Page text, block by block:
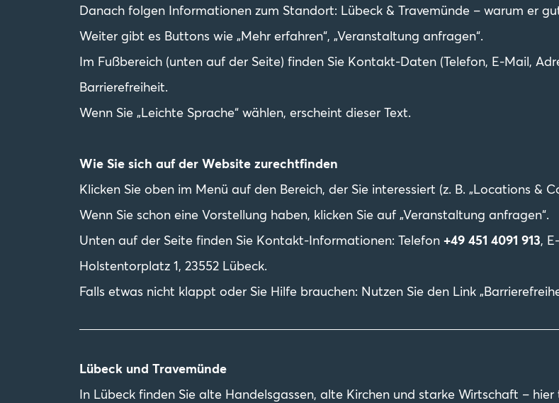
Danach folgen Informationen zum Standort: Lübeck & Travemünde – warum er
Weiter gibt es Buttons wie „Mehr erfahren“, „Veranstaltung anfragen“.
Im Fußbereich (unten auf der Seite) finden Sie Kontakt-Daten (Telefon, E-Mail,
Barrierefreiheit.
Wenn Sie „Leichte Sprache“ wählen, erscheint dieser Text.
Wie Sie sich auf der Website zurechtfinden
Klicken Sie oben im Menü auf den Bereich, der Sie interessiert (z. B. „Locations &
Wenn Sie schon eine Vorstellung haben, klicken Sie auf „Veranstaltung anfragen“.
Unten auf der Seite finden Sie Kontakt-Informationen: Telefon +49 451 4091 913,
Holstentorplatz 1, 23552 Lübeck.
Falls etwas nicht klappt oder Sie Hilfe brauchen: Nutzen Sie den Link
Lübeck und Travemünde
In Lübeck finden Sie alte Handelsgassen, alte Kirchen und starke Wirtschaft –